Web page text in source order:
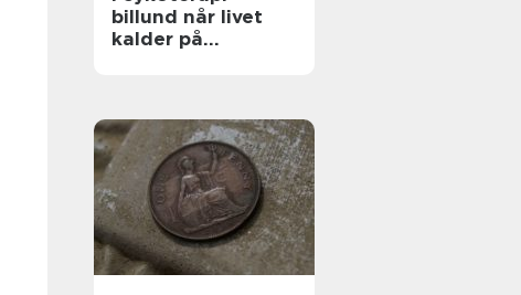
billund når livet
kalder på